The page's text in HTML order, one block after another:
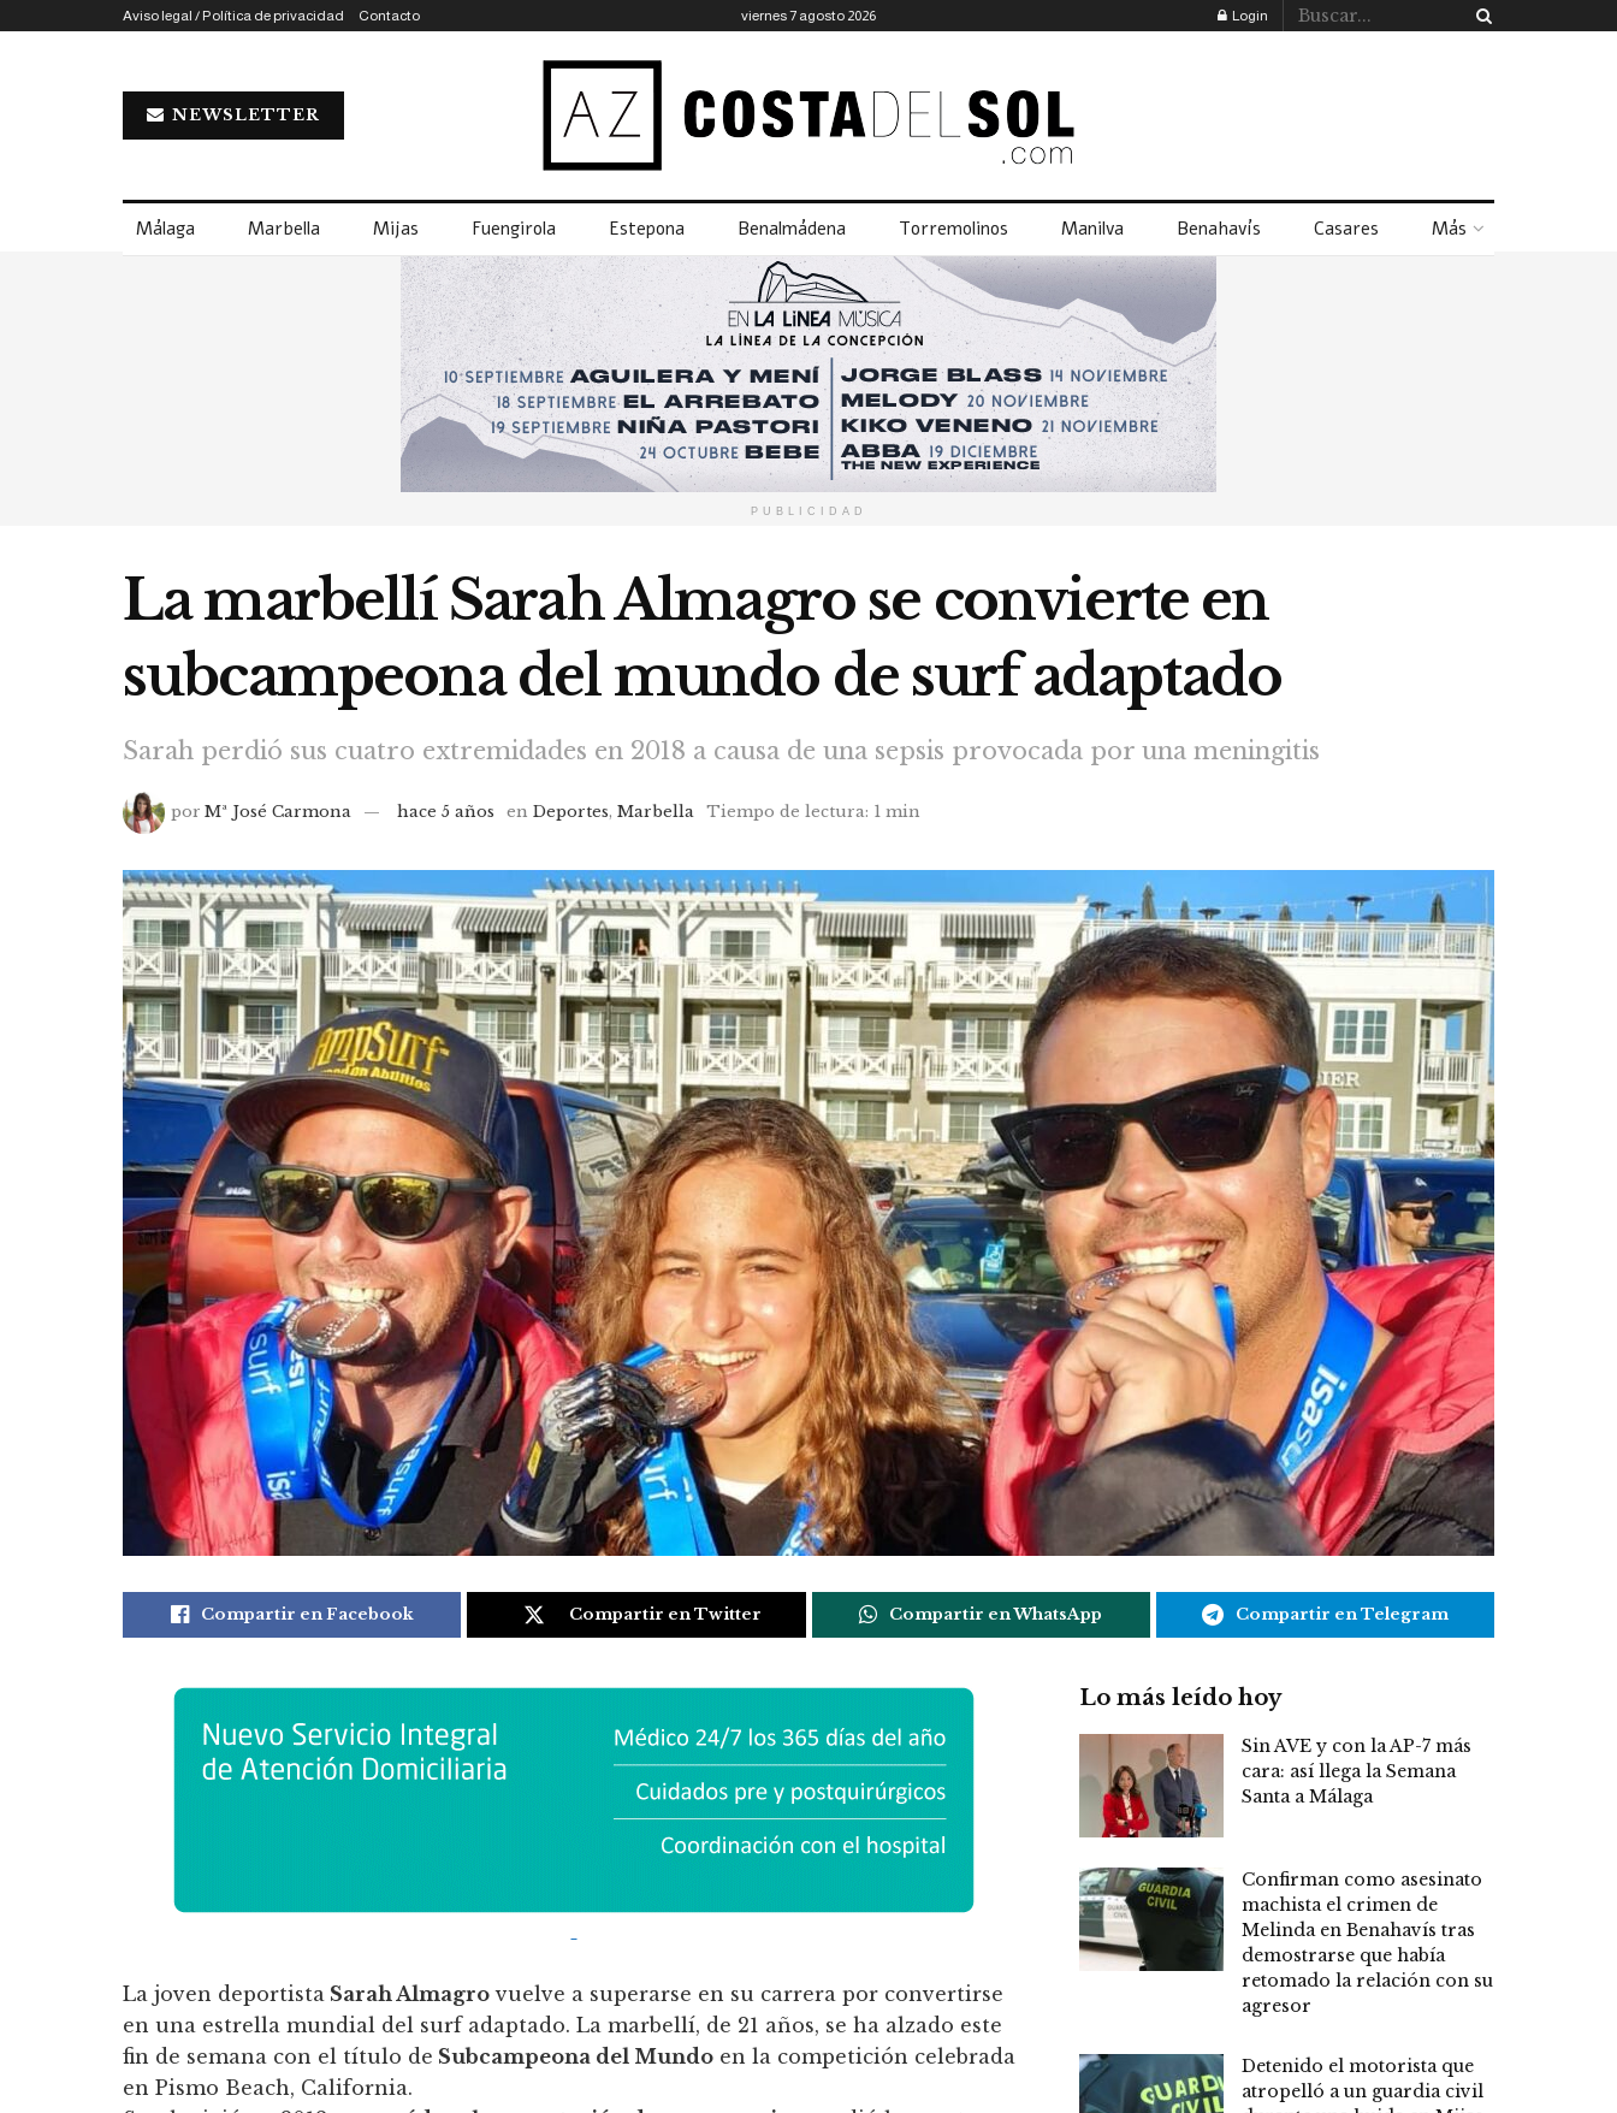
Aviso legal / Política de privacidad Contacto viernes 7 agosto 2026 Login
NEWSLETTER
Málaga Marbella Mijas Fuengirola Estepona Benalmádena Torremolinos Manilva Benahavís Casares Más
PUBLICIDAD
La marbellí Sarah Almagro se convierte en
subcampeona del mundo de surf adaptado
Sarah perdió sus cuatro extremidades en 2018 a causa de una sepsis provocada por una meningitis
por Mª José Carmona hace 5 años en Deportes,Marbella Tiempo de lectura: 1 min
Compartir en Facebook Compartir en Twitter Compartir en WhatsApp Compartir en Telegram
La joven deportista Sarah Almagro vuelve a superarse en su carrera por convertirse
en una estrella mundial del surf adaptado. La marbellí, de 21 años, se ha alzado este
fin de semana con el título de Subcampeona del Mundo en la competición celebrada
en Pismo Beach, California.
Lo más leído hoy
Sin AVE y con la AP-7 más
cara: así llega la Semana
Santa a Málaga
Confirman como asesinato
machista el crimen de
Melinda en Benahavís tras
demostrarse que había
retomado la relación con su
agresor
Detenido el motorista que
atropelló a un guardia civil